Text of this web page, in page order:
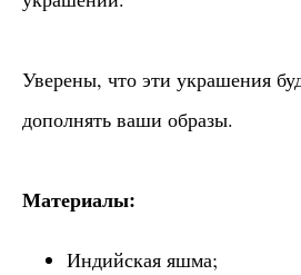
Уверены, что эти украшения
дополнять ваши образы.
Материалы:
Индийская яшма;